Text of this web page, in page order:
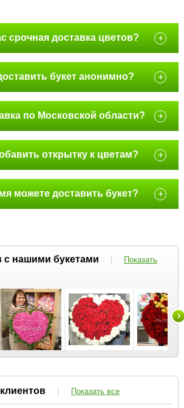
срочная доставка цветов? +
букет анонимно? +
по Московской области? +
открытку к цветам? +
можете доставить букет? +
с нашими букетами |
Показать
| Показать все